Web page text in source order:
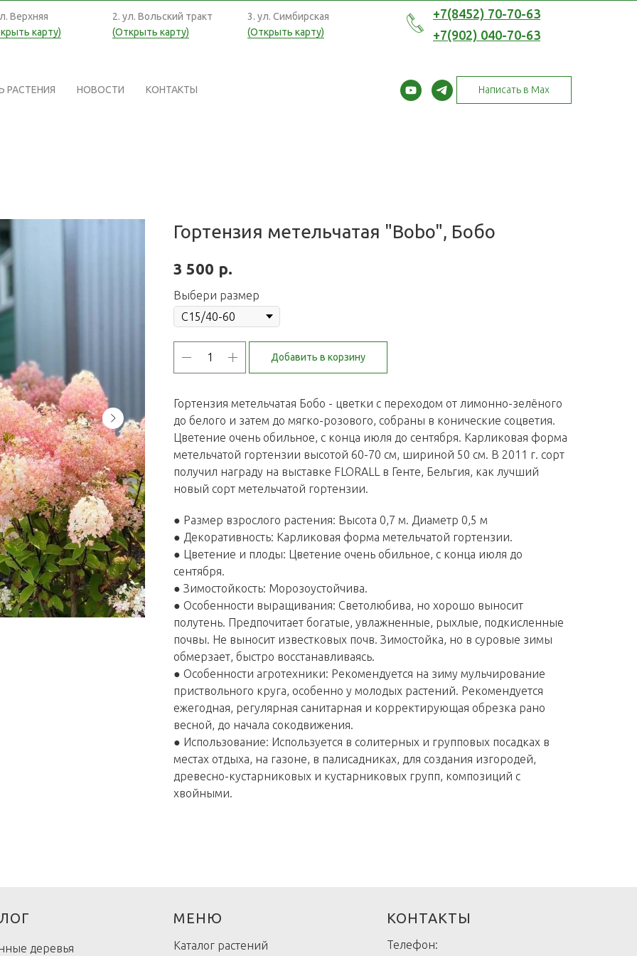
Верхняя
карту)
+7(8452) 70-70-63
2. ул. Вольский тракт
(Открыть карту)
3. ул. Симбирская
(Открыть карту)
+7(902) 040-70-63
РАСТЕНИЯ НОВОСТИ КОНТАКТЫ Написать в Max
Гортензия метельчатая "Bobo", Бобо
3 500 р.
Выбери размер
Добавить в корзину
Гортензия метельчатая Бобо - цветки с переходом от лимонно-зелёного
до белого и затем до мягко-розового, собраны в конические соцветия.
Цветение очень обильное, с конца июля до сентября. Карликовая форма
метельчатой гортензии высотой 60-70 см, шириной 50 см. В 2011 г. сорт
получил награду на выставке FLORALL в Генте, Бельгия, как лучший
новый сорт метельчатой гортензии.
● Размер взрослого растения: Высота 0,7 м. Диаметр 0,5 м
● Декоративность: Карликовая форма метельчатой гортензии.
● Цветение и плоды: Цветение очень обильное, с конца июля до
сентября.
● Зимостойкость: Морозоустойчива.
● Особенности выращивания: Светолюбива, но хорошо выносит
полутень. Предпочитает богатые, увлажненные, рыхлые, подкисленные
почвы. Не выносит известковых почв. Зимостойка, но в суровые зимы
обмерзает, быстро восстанавливаясь.
● Особенности агротехники: Рекомендуется на зиму мульчирование
приствольного круга, особенно у молодых растений. Рекомендуется
ежегодная, регулярная санитарная и корректирующая обрезка рано
весной, до начала сокодвижения.
● Использование: Используется в солитерных и групповых посадках в
местах отдыха, на газоне, в палисадниках, для создания изгородей,
древесно-кустарниковых и кустарниковых групп, композиций с
хвойными.
деревья
МЕНЮ
Каталог растений
КОНТАКТЫ
Телефон: